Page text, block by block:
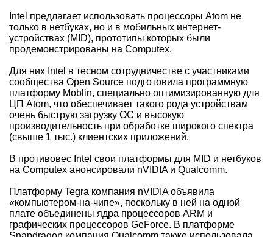
Intel предлагает использовать процессоры Atom не
только в нетбуках, но и в мобильных интернет-
устройствах (MID), прототипы которых были
продемонстрированы на Computex.
Для них Intel в тесном сотрудничестве с участниками
сообщества Open Source подготовила программную
платформу Moblin, специально оптимизированную для
ЦП Atom, что обеспечивает такого рода устройствам
очень быструю загрузку ОС и высокую
производительность при обработке широкого спектра
(свыше 1 тыс.) клиентских приложений.
В противовес Intel свои платформы для MID и нетбуков
на Computex анонсировали nVIDIA и Qualcomm.
Платформу Tegra компания nVIDIA объявила
«компьютером-на-чипе», поскольку в ней на одной
плате объединены ядра процессоров ARM и
графических процессоров GeForce. В платформе